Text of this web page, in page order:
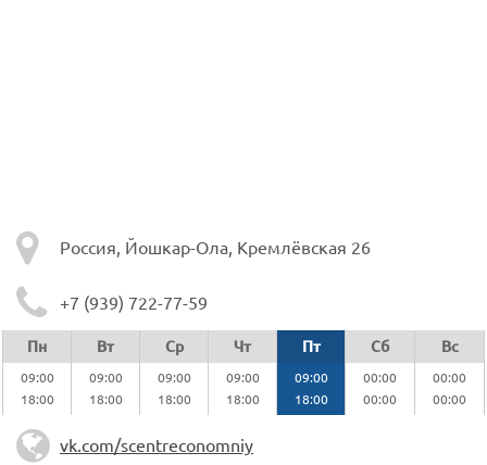
Россия, Йошкар-Ола, Кремлёвская 26
+7 (939) 722-77-59
Пн Вт Ср Чт Пт Сб Вс
09:00 09:00 09:00 09:00 09:00 00:00
00:00
18:00
18:00 18:00 18:00 18:00 00:00 00:00
vk.com/scentreconomniy